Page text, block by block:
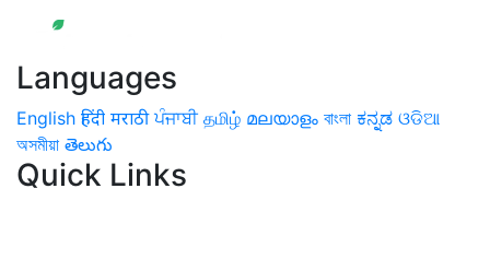
Languages
English हिंदी मराठी ਪੰਜਾਬੀ தமிழ் മലയാളം বাংলা ಕನ್ನಡ ଓଡିଆ
অসমীয়া తెలుగు
Quick Links